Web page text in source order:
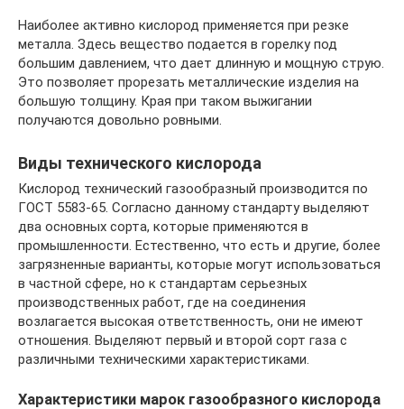
Наиболее активно кислород применяется при резке
металла. Здесь вещество подается в горелку под
большим давлением, что дает длинную и мощную струю.
Это позволяет прорезать металлические изделия на
большую толщину. Края при таком выжигании
получаются довольно ровными.
Виды технического кислорода
Кислород технический газообразный производится по
ГОСТ 5583-65. Согласно данному стандарту выделяют
два основных сорта, которые применяются в
промышленности. Естественно, что есть и другие, более
загрязненные варианты, которые могут использоваться
в частной сфере, но к стандартам серьезных
производственных работ, где на соединения
возлагается высокая ответственность, они не имеют
отношения. Выделяют первый и второй сорт газа с
различными техническими характеристиками.
Характеристики марок газообразного кислорода